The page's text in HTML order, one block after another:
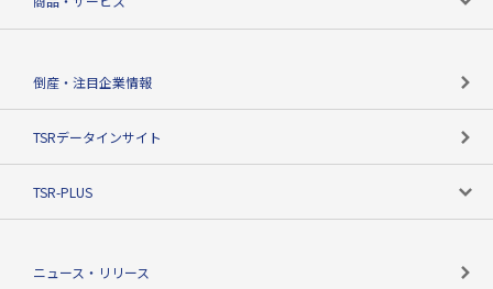
倒産・注目企業情報
TSRデータインサイト
TSR-PLUS
ニュース・リリース